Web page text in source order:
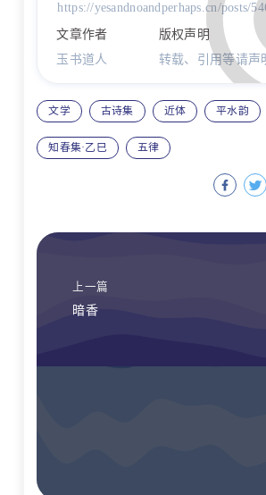
https://yesandnoandperhaps.cn/posts/
文章作者
玉书道人
版权声明
转载、引用等请声
文学 古诗集 近体 平水韵
知春集·乙巳 五律
上一篇
暗香